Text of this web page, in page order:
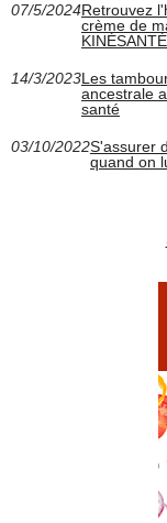
07/5/2024Retrouvez
crème de
KINÉSANTÉ
14/3/2023Les
ancestrale
santé
03/10/2022S'assurer
quand on